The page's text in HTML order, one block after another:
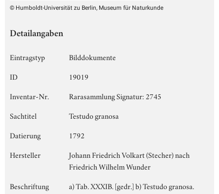
© Humboldt-Universität zu Berlin, Museum für Naturkunde
Detailangaben
Eintragstyp
Bilddokumente
ID
19019
Inventar-Nr.
Rarasammlung Signatur: 2745
Sachtitel
Testudo granosa
Datierung
1792
Hersteller
Johann Friedrich Volkart (Stecher) nach
Friedrich Wilhelm Wunder
Beschriftung
a) Tab. XXXIB. [gedr.] b) Testudo granosa.